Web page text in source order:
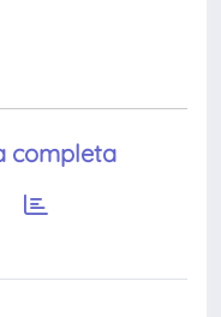
completa